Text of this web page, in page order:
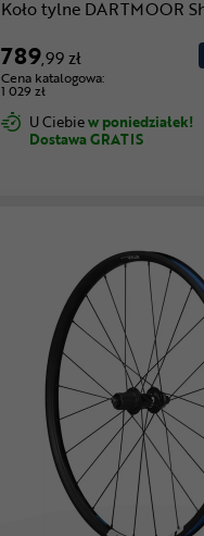
Koło tylne DARTMOOR
789,99 zł
Cena katalogowa:
1 029 zł
U Ciebiew poniedziałek!
Dostawa GRATIS